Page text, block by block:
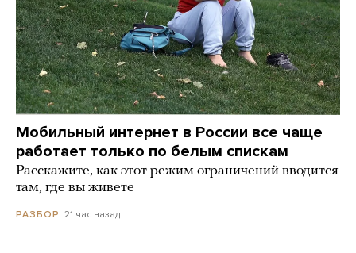
Мобильный интернет в России все чаще
работает только по белым спискам
Расскажите, как этот режим ограничений вводится
там, где вы живете
РАЗБОР 21 час назад